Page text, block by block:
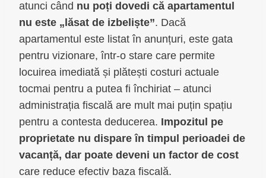
atunci când nu poți dovedi că apartamentul
nu este „lăsat de izbeliște”. Dacă
apartamentul este listat în anunțuri, este gata
pentru vizionare, într-o stare care permite
locuirea imediată și plătești costuri actuale
tocmai pentru a putea fi închiriat – atunci
administrația fiscală are mult mai puțin spațiu
pentru a contesta deducerea. Impozitul pe
proprietate nu dispare în timpul perioadei de
vacanță, dar poate deveni un factor de cost
care reduce efectiv baza fiscală.